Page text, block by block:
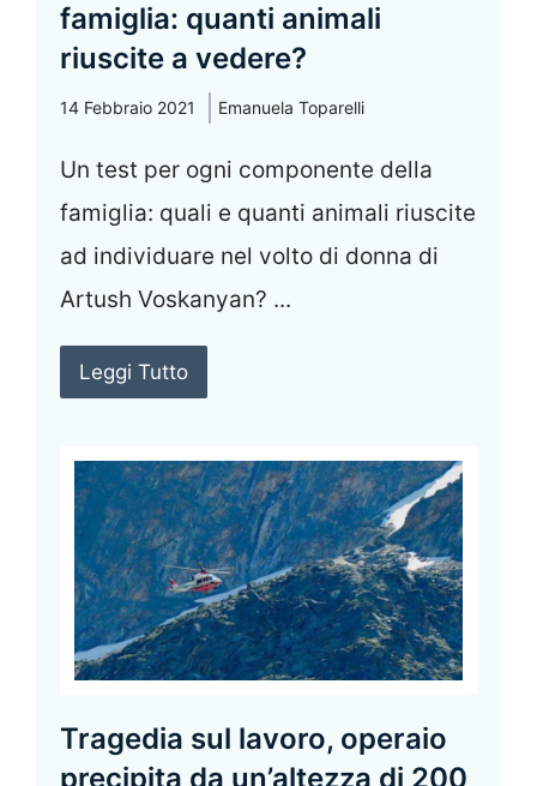
famiglia: quanti animali
riuscite a vedere?
14 Febbraio 2021 Emanuela Toparelli
Un test per ogni componente della
famiglia: quali e quanti animali riuscite
ad individuare nel volto di donna di
Artush Voskanyan? ...
Leggi Tutto
Tragedia sul lavoro, operaio
precipita da un’altezza di 200